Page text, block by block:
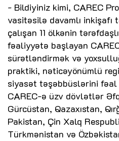
- Bildiyiniz kimi, CAREC
vasitəsilə davamlı inkişafı
çalışan 11 ölkənin
fəaliyyətə başlayan
sürətləndirmək və
praktiki, nəticəyönümlü
siyasət təşəbbüslərini fəal
CAREC-ə üzv dövlətlər
Gürcüstan, Qazaxıstan,
Pakistan, Çin Xalq
Türkmənistan və